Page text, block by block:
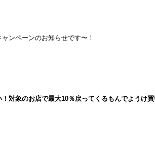
ンペーンのお知らせです〜！
対象のお店で最大10％戻ってくるもんでようけ